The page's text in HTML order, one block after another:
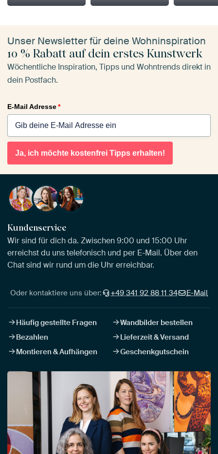
Unser Newsletter für deine Wohninspiration
10 % Rabatt auf dein erstes Kunstwerk
Wöchentliche Inspiration, Tipps und Wohntrends direkt in
dein Postfach.
E-Mail Adresse*
Ja, ich möchte kostenfrei Tipps erhalten!
Kundenservice
Wir sind für dich da. Zwischen 9:00 und 15:00 Uhr
erreichst du uns telefonisch und per E-Mail. Über den
Chat sind wir rund um die Uhr erreichbar.
Oder kontaktiere uns über: +49 341 92 88 11 34 E-Mail
Häufig gestellte Fragen
Wandbilder bestellen
Bezahlen
Lieferzeit & Versand
Montieren & Aufhängen
Geschenkgutschein